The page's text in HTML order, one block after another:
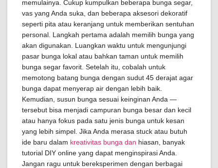
memulainya. Cukup kumpulkan beberapa bunga segar,
vas yang Anda suka, dan beberapa aksesori dekoratif
seperti pita atau keranjang untuk memberikan sentuhan
personal. Langkah pertama adalah memilih bunga yang
akan digunakan. Luangkan waktu untuk mengunjungi
pasar bunga lokal atau bahkan taman untuk memilih
bunga segar favorit. Setelah itu, cobalah untuk
memotong batang bunga dengan sudut 45 derajat agar
bunga dapat menyerap air dengan lebih baik.
Kemudian, susun bunga sesuai keinginan Anda —
tersebut bisa menjadi campuran bunga besar dan kecil
atau hanya fokus pada satu jenis bunga untuk kesan
yang lebih simpel. Jika Anda merasa stuck atau butuh
ide baru dalam kreativitas bunga dan hiasan, banyak
tutorial DIY online yang dapat menginspirasi Anda.
Jangan ragu untuk bereksperimen dengan berbagai